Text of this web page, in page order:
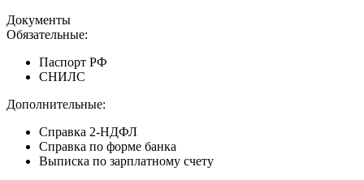
Документы
Обязательные:
Паспорт РФ
СНИЛС
Дополнительные:
Справка 2-НДФЛ
Справка по форме банка
Выписка по зарплатному счету